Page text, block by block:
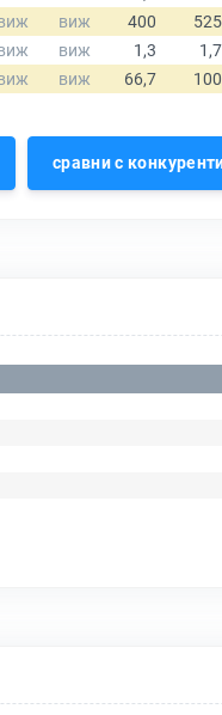
сравни с